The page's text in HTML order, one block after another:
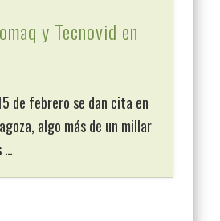
y Tecnovid en
de febrero se dan cita en
algo más de un millar
…